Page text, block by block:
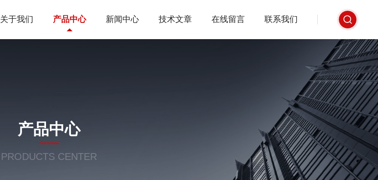
关于我们 产品中心 新闻中心 技术文章 在线留言 联系我们
产品中心
PRODUCTS CENTER